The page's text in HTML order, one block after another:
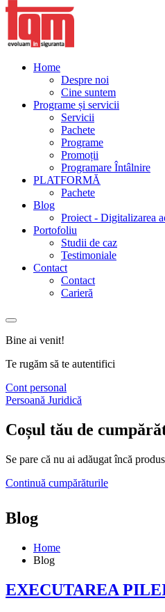
Home
Despre noi
Cine suntem
Programe și servicii
Servicii
Pachete
Programe
Promoții
Programare Întâlnire
PLATFORMĂ
Pachete
Blog
Proiect - Digitalizarea
Portofoliu
Studii de caz
Testimoniale
Contact
Contact
Carieră
Bine ai venit!
Te rugăm să te autentifici
Cont personal
Persoană Juridică
Coșul tău de
Se pare că nu ai adăugat încă
Continuă cumpărăturile
Blog
Home
Blog
EXECUTAREA